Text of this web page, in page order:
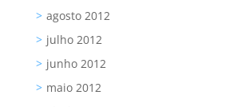
agosto 2012
julho 2012
junho 2012
maio 2012